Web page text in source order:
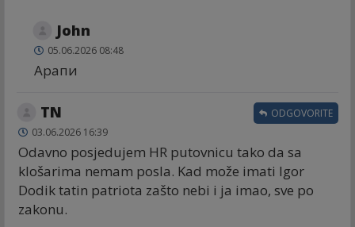
John
05.06.2026 08:48
Арапи
TN
03.06.2026 16:39
Odavno posjedujem HR putovnicu tako da sa
klošarima nemam posla. Kad može imati Igor
Dodik tatin patriota zašto nebi i ja imao, sve po
zakonu.
ODGOVORITE